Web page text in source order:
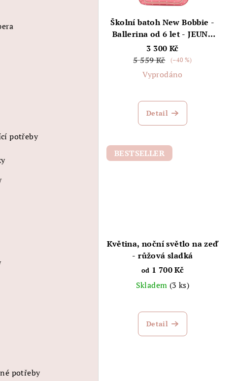
potřeby
potřeby
u
k
p
r
ů
Školní batoh New Bobbie -
Ballerina od 6 let - JEUNE
PREMIER
3 300 Kč
5 559 Kč
(–40 %)
Vyprodáno
Detail
BESTSELLER
Květina, noční světlo na zeď
- růžová sladká
od 1 700 Kč
Skladem (3 ks)
hodnocení
produktu
je
Detail